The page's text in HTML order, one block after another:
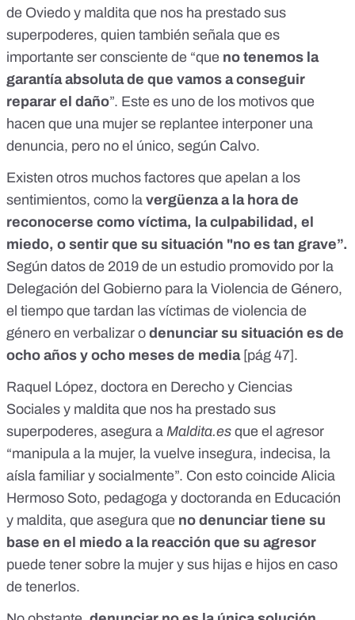
de Oviedo y maldita que nos ha prestado sus
superpoderes, quien también señala que es
importante ser consciente de “que no tenemos la
garantía absoluta de que vamos a conseguir
reparar el daño”. Este es uno de los motivos que
hacen que una mujer se replantee interponer una
denuncia, pero no el único, según Calvo.
Existen otros muchos factores que apelan a los
sentimientos, como la vergüenza a la hora de
reconocerse como víctima, la culpabilidad, el
miedo, o sentir que su situación "no es tan grave”.
Según datos de 2019 de un estudio promovido por la
Delegación del Gobierno para la Violencia de Género,
el tiempo que tardan las víctimas de violencia de
género en verbalizar o denunciar su situación es de
ocho años y ocho meses de media [pág 47].
Raquel López, doctora en Derecho y Ciencias
Sociales y maldita que nos ha prestado sus
superpoderes, asegura a Maldita.es que el agresor
“manipula a la mujer, la vuelve insegura, indecisa, la
aísla familiar y socialmente”. Con esto coincide Alicia
Hermoso Soto, pedagoga y doctoranda en Educación
y maldita, que asegura que no denunciar tiene su
base en el miedo a la reacción que su agresor
puede tener sobre la mujer y sus hijas e hijos en caso
de tenerlos.